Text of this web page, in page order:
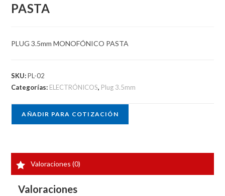
PASTA
PLUG 3.5mm MONOFÓNICO PASTA
SKU:PL-02
Categorías: ELECTRÓNICOS, Plug 3.5mm
AÑADIR PARA COTIZACIÓN
Valoraciones (0)
Valoraciones